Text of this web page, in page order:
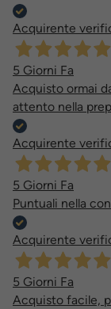
Acquirente
5 Giorni Fa
Acquisto ormai
attento nella
Acquirente
5 Giorni Fa
Puntuali nella
Acquirente
5 Giorni Fa
Acquisto facile,